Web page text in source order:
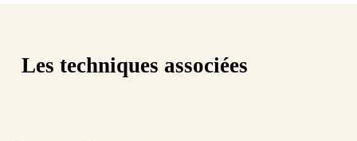
Les techniques associées